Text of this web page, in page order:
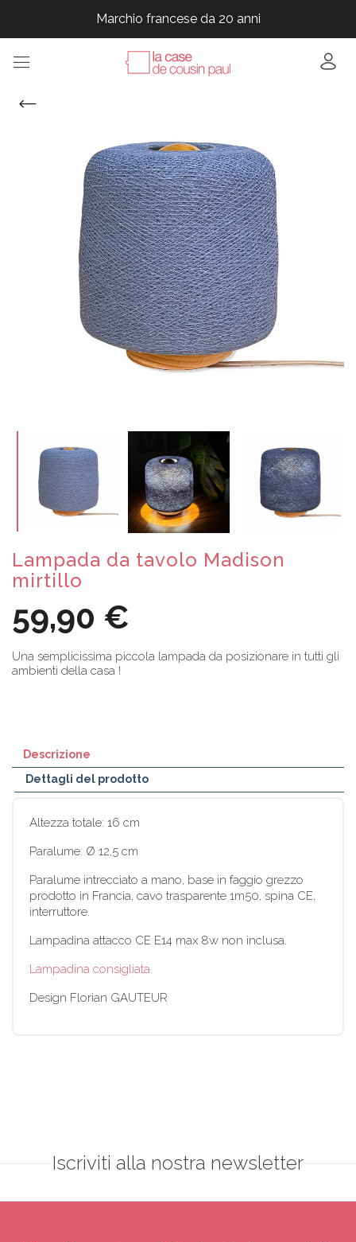
Marchio francese da 20 anni
Marchio francese da 20 anni
Marchio francese da 20 anni
Lampada da tavolo Madison
mirtillo
59,90 €
Una semplicissima piccola lampada da posizionare in tutti gli
ambienti della casa !
Descrizione
Dettagli del prodotto
Altezza totale: 16 cm
Paralume: Ø 12,5 cm
Paralume intrecciato a mano, base in faggio grezzo
prodotto in Francia, cavo trasparente 1m50, spina CE,
interruttore.
Lampadina attacco CE E14 max 8w non inclusa.
Lampadina consigliata.
Design Florian GAUTEUR
Iscriviti alla nostra newsletter